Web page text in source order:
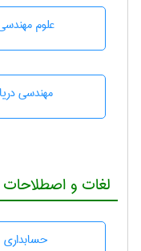
علوم
مهندسی دریا
لغات و
حسابداری